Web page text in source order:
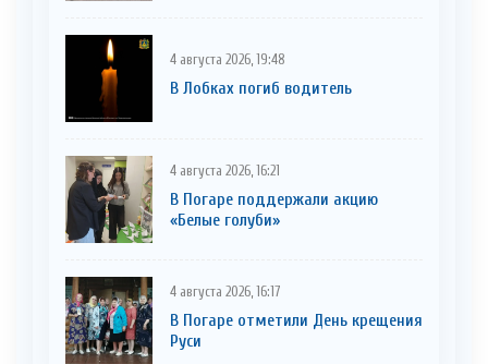
4 августа 2026, 19:48
В Лобках погиб водитель
4 августа 2026, 16:21
В Погаре поддержали акцию
«Белые голуби»
4 августа 2026, 16:17
В Погаре отметили День крещения
Руси